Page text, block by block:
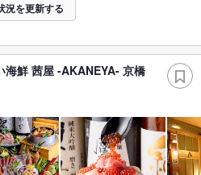
況を更新する
海鮮 茜屋 -AKANEYA- 京橋